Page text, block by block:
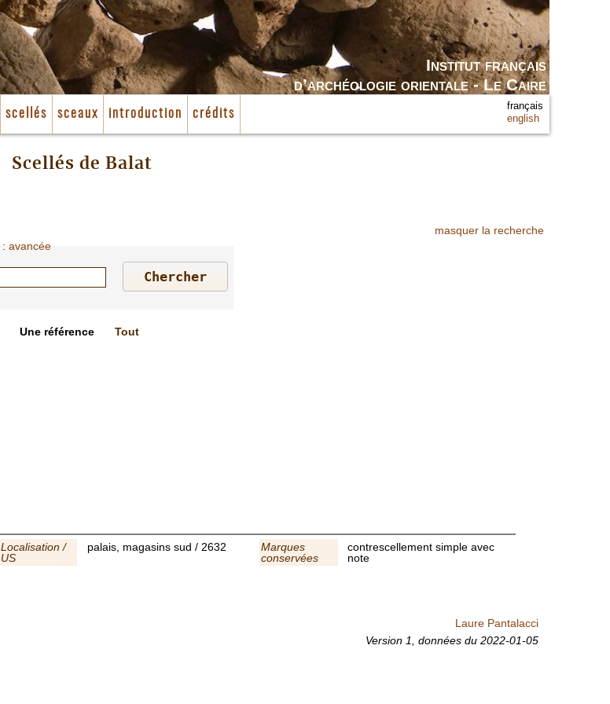
Institut français
d’archéologie orientale - Le Caire
scellés sceaux introduction crédits
français
english
Scellés de Balat
masquer la recherche
:avancée
Une référence Tout
Localisation /
US
palais, magasins sud / 2632
Marques
conservées
contrescellement simple avec
note
Laure Pantalacci
Version 1, données du 2022-01-05